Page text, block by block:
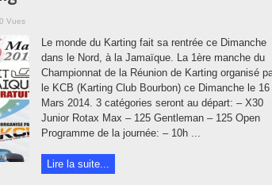
Vues
Le monde du Karting fait sa rentrée ce Dimanche
dans le Nord, à la Jamaïque. La 1ère manche du
Championnat de la Réunion de Karting organisé
le KCB (Karting Club Bourbon) ce Dimanche le 16
Mars 2014. 3 catégories seront au départ: – X30
Junior Rotax Max – 125 Gentleman – 125 Open
Programme de la journée: – 10h ...
Lire la suite...